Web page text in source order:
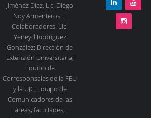
Jiménez Díaz, Lic. Diego
Noy Armenteros. |
Colaboradores: Lic.
Yeneyd Rodríguez
González; Dirección de
Extensión Universitaria;
Equipo de
Corresponsales de la FEU
y la UJC; Equipo de
Comunicadores de las
áreas, facultades,